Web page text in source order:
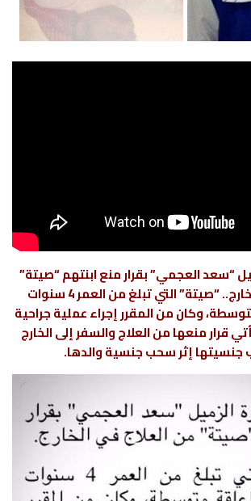
“سعد العجمي” بقرار منع ابنتهم “صيتة”
من العلاج في الخارج.. “صيتة” التي تبلغ من العمر 4 سنوات
وكان من المقرر إجراء عملية جراحية
قرار منعها من العلاج والسفر إلى الخارج
إثر سحب جنسية والدها.